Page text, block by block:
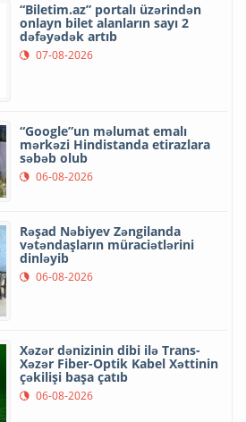
“Biletim.az” portalı üzərindən
onlayn bilet alanların sayı 2
dəfəyədək artıb
07-08-2026
“Google”un məlumat emalı
mərkəzi Hindistanda etirazlara
səbəb olub
06-08-2026
Rəşad Nəbiyev Zəngilanda
vətəndaşların müraciətlərini
dinləyib
06-08-2026
Xəzər dənizinin dibi ilə Trans-
Xəzər Fiber-Optik Kabel Xəttinin
çəkilişi başa çatıb
06-08-2026